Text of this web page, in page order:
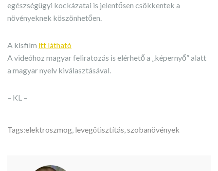
egészségügyi kockázatai is jelentősen csökkentek a
növényeknek köszönhetően.
A kisfilm itt látható
A videóhoz magyar feliratozás is elérhető a „képernyő” alatt
a magyar nyelv kiválasztásával.
– KL –
Tags:elektroszmog, levegőtisztítás,szobanövények